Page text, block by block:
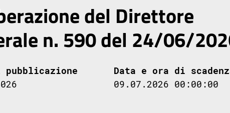
del Direttore
n. 590 del 24/06/
pubblicazione
Data e ora di
09.07.2026 00:00:00